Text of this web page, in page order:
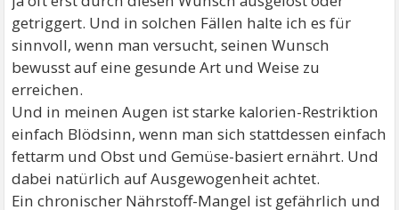
getriggert. Und in solchen Fällen halte ich es für
sinnvoll, wenn man versucht, seinen Wunsch
bewusst auf eine gesunde Art und Weise zu
erreichen.
Und in meinen Augen ist starke kalorien-Restriktion
einfach Blödsinn, wenn man sich stattdessen einfach
fettarm und Obst und Gemüse-basiert ernährt. Und
dabei natürlich auf Ausgewogenheit achtet.
Ein chronischer Nährstoff-Mangel ist gefährlich und